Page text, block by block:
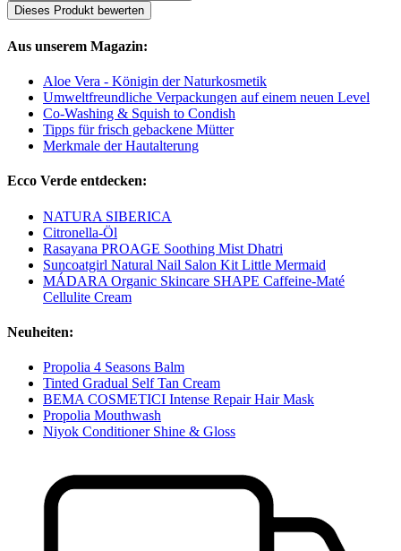
Dieses Produkt bewerten
Aus unserem Magazin:
Aloe Vera - Königin der Naturkosmetik
Umweltfreundliche Verpackungen auf einem neuen Level
Co-Washing & Squish to Condish
Tipps für frisch gebackene Mütter
Merkmale der Hautalterung
Ecco Verde entdecken:
NATURA SIBERICA
Citronella-Öl
Rasayana PROAGE Soothing Mist Dhatri
Suncoatgirl Natural Nail Salon Kit Little Mermaid
MÁDARA Organic Skincare SHAPE Caffeine-Maté
Cellulite Cream
Neuheiten:
Propolia 4 Seasons Balm
Tinted Gradual Self Tan Cream
BEMA COSMETICI Intense Repair Hair Mask
Propolia Mouthwash
Niyok Conditioner Shine & Gloss